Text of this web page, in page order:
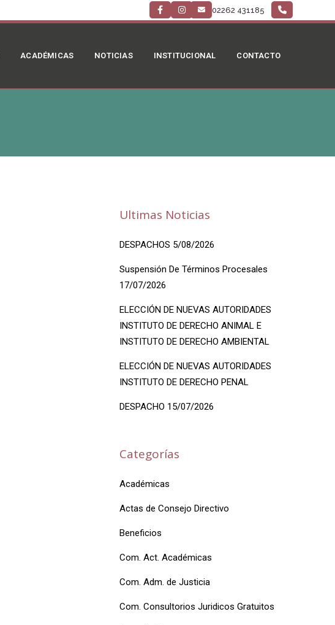
02262 431185
ACADÉMICAS NOTICIAS INSTITUCIONAL CONTACTO
Ultimas Noticias
DESPACHOS 5/08/2026
Suspensión De Términos Procesales
17/07/2026
ELECCIÓN DE NUEVAS AUTORIDADES
INSTITUTO DE DERECHO ANIMAL E
INSTITUTO DE DERECHO AMBIENTAL
ELECCIÓN DE NUEVAS AUTORIDADES
INSTITUTO DE DERECHO PENAL
DESPACHO 15/07/2026
Categorías
Académicas
Actas de Consejo Directivo
Beneficios
Com. Act. Académicas
Com. Adm. de Justicia
Com. Consultorios Juridicos Gratuitos